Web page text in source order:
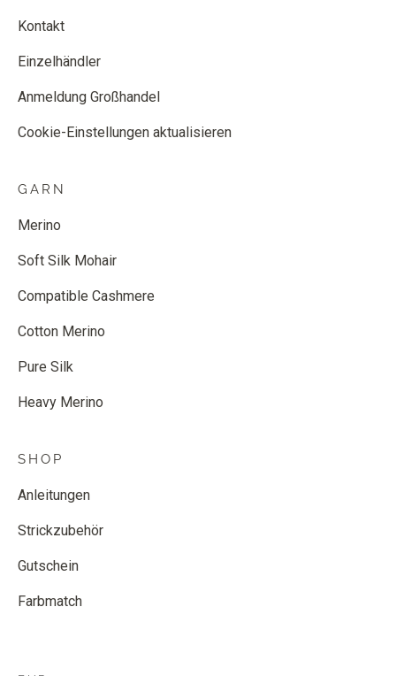
Kontakt
Einzelhändler
Anmeldung Großhandel
Cookie-Einstellungen aktualisieren
GARN
Merino
Soft Silk Mohair
Compatible Cashmere
Cotton Merino
Pure Silk
Heavy Merino
SHOP
Anleitungen
Strickzubehör
Gutschein
Farbmatch